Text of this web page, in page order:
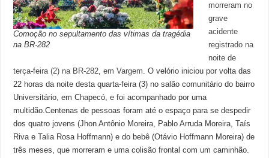
Comoção no sepultamento das vítimas da tragédia
na BR-282
morreram no
grave
acidente
registrado na
noite de
terça-feira (2) na BR-282, em Vargem. O velório iniciou por volta das
22 horas da noite desta quarta-feira (3) no salão comunitário do bairro
Universitário, em Chapecó, e foi acompanhado por uma
multidão.Centenas de pessoas foram até o espaço para se despedir
dos quatro jovens (Jhon Antônio Moreira, Pablo Arruda Moreira, Taís
Riva e Talia Rosa Hoffmann) e do bebê (Otávio Hoffmann Moreira) de
três meses, que morreram e uma colisão frontal com um caminhão.